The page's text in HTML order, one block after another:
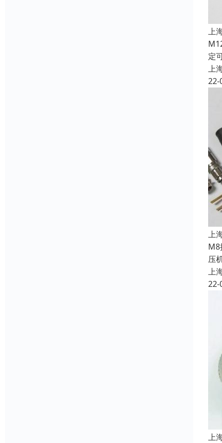
上
定
上
22-
上
M8
压
上
22-
上